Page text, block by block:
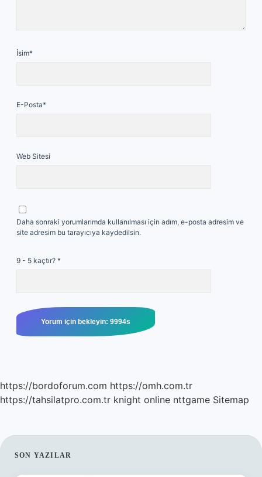
İsim*
E-Posta*
Web Sitesi
Daha sonraki yorumlarımda kullanılması için adım, e-posta adresim ve
site adresim bu tarayıcıya kaydedilsin.
9 - 5 kaçtır? *
https://bordoforum.com https://omh.com.tr
https://tahsilatpro.com.tr knight online nttgame Sitemap
SIDEBAR
SON YAZILAR